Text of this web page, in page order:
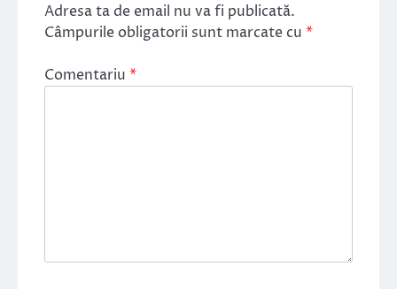
Adresa ta de email nu va fi publicată.
Câmpurile obligatorii sunt marcate cu *
Comentariu *